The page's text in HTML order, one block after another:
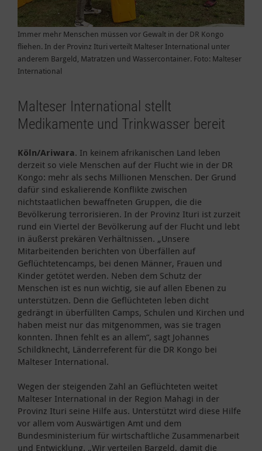
Immer mehr Menschen müssen vor Gewalt in der DR Kongo
fliehen. In der Provinz Ituri verteilt Malteser International unter
anderem Bargeld, Matratzen und Wassercontainer. Foto: Malteser
International
Malteser International stellt
Medikamente und Trinkwasser bereit
Köln/Ariwara. In keinem afrikanischen Land leben
derzeit so viele Menschen auf der Flucht wie in der DR
Kongo: mehr als sechs Millionen Menschen. Der Grund
dafür sind eskalierende Konflikte zwischen
nichtstaatlichen bewaffneten Gruppen, die die
Bevölkerung terrorisieren. In der Provinz Ituri ist zurzeit
rund ein Viertel der Bevölkerung auf der Flucht und lebt
in äußerst prekären Verhältnissen. „Unsere
Mitarbeitenden berichten von Überfällen auf
Geflüchtetencamps, bei denen Männer, Frauen und
Kinder getötet werden. Neben dem Schutz der
Menschen ist es nun wichtig, sie auf allen Ebenen zu
unterstützen. Denn die Geflüchteten leben dicht
gedrängt in überfüllten Camps, Schulen und Kirchen und
haben meist nur das mitgenommen, was sie tragen
konnten. Ihnen fehlt es an allem“, sagt Johannes
Schildknecht, Länderreferent für die DR Kongo bei
Malteser International.
Wegen der steigenden Zahl an Geflüchteten weitet
Malteser International in der Region Mahagi in der
Provinz Ituri seine Hilfe aus. Unterstützt wird diese Hilfe
vor allem vom Auswärtigen Amt und dem
Bundesministerium für wirtschaftliche Zusammenarbeit
und Entwicklung. „Wir verteilen Bargeld, damit die